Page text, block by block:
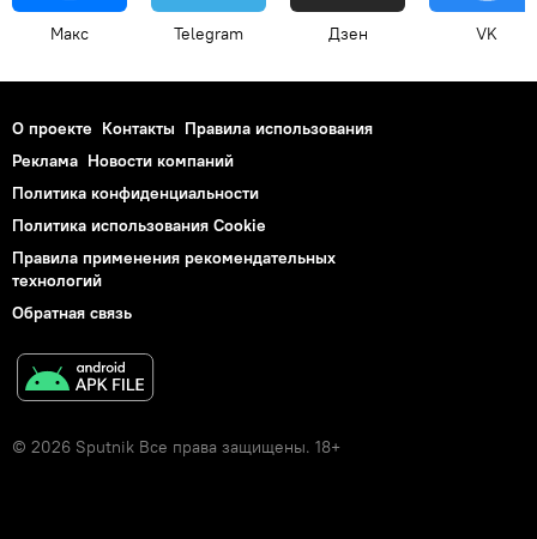
Макс Telegram Дзен VK
О проекте Контакты Правила использования
Реклама Новости компаний
Политика конфиденциальности
Политика использования Cookie
Правила применения рекомендательных
технологий
Обратная связь
© 2026 Sputnik Все права защищены. 18+